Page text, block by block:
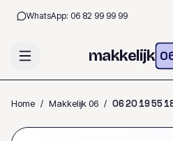
WhatsApp: 06 82 99 99 99
makkelijk
Home / Makkelijk 06 / 062019551